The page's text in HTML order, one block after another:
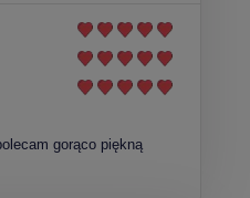
gorąco piękną